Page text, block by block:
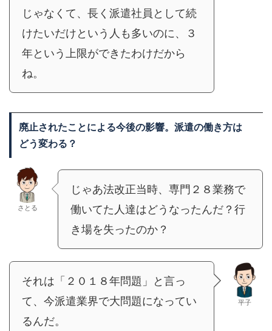
じゃなくて、長く派遣社員として続
けたいだけという人も多いのに、３
年という上限ができたわけだから
ね。
廃止されたことによる今後の影響。派遣の働き方は
どう変わる？
さとる
じゃあ法改正当時、専門２８業務で
働いてた人達はどうなったんだ？行
き場を失ったのか？
それは「２０１８年問題」と言っ
て、今派遣業界で大問題になってい
るんだ。
平子